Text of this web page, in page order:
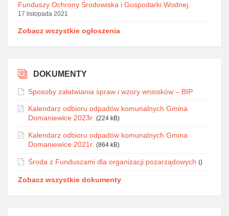
Funduszy Ochrony Środowiska i Gospodarki Wodnej.
17 listopada 2021
Zobacz wszystkie ogłoszenia
DOKUMENTY
Sposoby załatwiania spraw i wzory wniosków – BIP
Kalendarz odbioru odpadów komunalnych Gmina
Domaniewice 2023r. (224 kB)
Kalendarz odbioru odpadów komunalnych Gmina
Domaniewice 2021r. (864 kB)
Środa z Funduszami dla organizacji pozarządowych ()
Zobacz wszystkie dokumenty